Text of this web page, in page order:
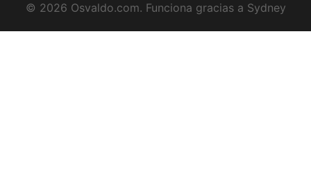
© 2026 Osvaldo.com. Funciona gracias a Sydney